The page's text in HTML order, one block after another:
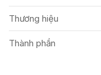
Thương hiệu
Thành phần